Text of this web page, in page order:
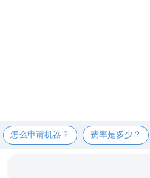
怎么申请机器？ 费率是多少？